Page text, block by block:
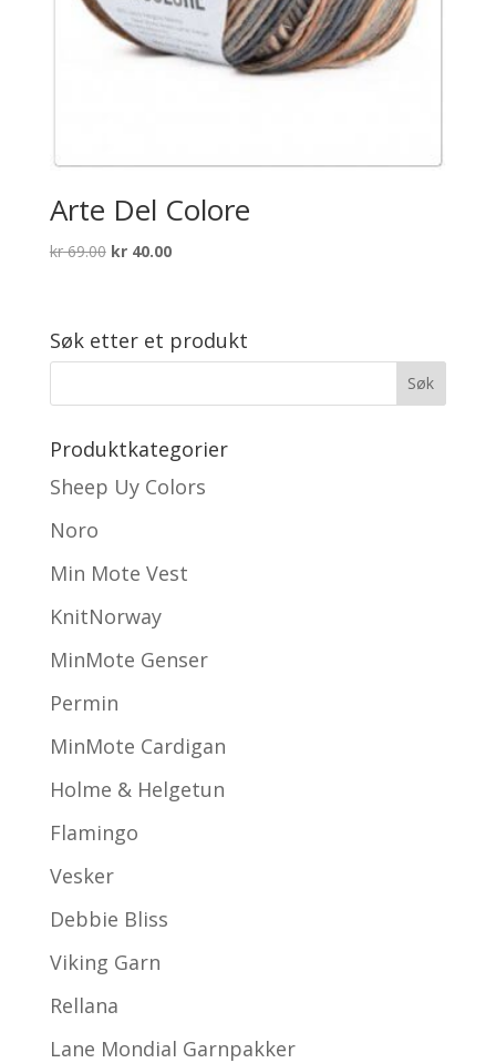
Arte Del Colore
kr69.00 Opprinnelig
kr40.00Nåværende
Søk etter et produkt
Produktkategorier
Sheep Uy Colors
Noro
Min Mote Vest
KnitNorway
MinMote Genser
Permin
MinMote Cardigan
Holme & Helgetun
Flamingo
Vesker
Debbie Bliss
Viking Garn
Rellana
Lane Mondial Garnpakker